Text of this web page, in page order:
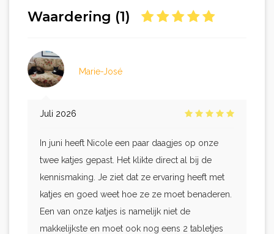
Waardering (1)
Marie-José
Juli 2026
In juni heeft Nicole een paar daagjes op onze
twee katjes gepast. Het klikte direct al bij de
kennismaking. Je ziet dat ze ervaring heeft met
katjes en goed weet hoe ze ze moet benaderen.
Een van onze katjes is namelijk niet de
makkelijkste en moet ook nog eens 2 tabletjes